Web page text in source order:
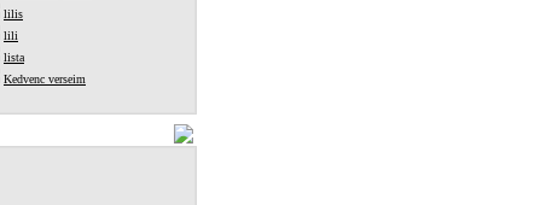
lilis
lili
lista
Kedvenc verseim